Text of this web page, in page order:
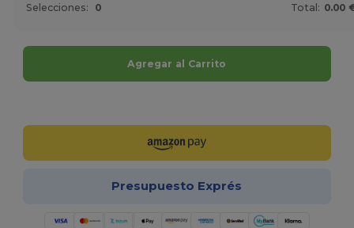
Selecciones: 0 Total: 0.00
Agregar al Carrito
Presupuesto Exprés